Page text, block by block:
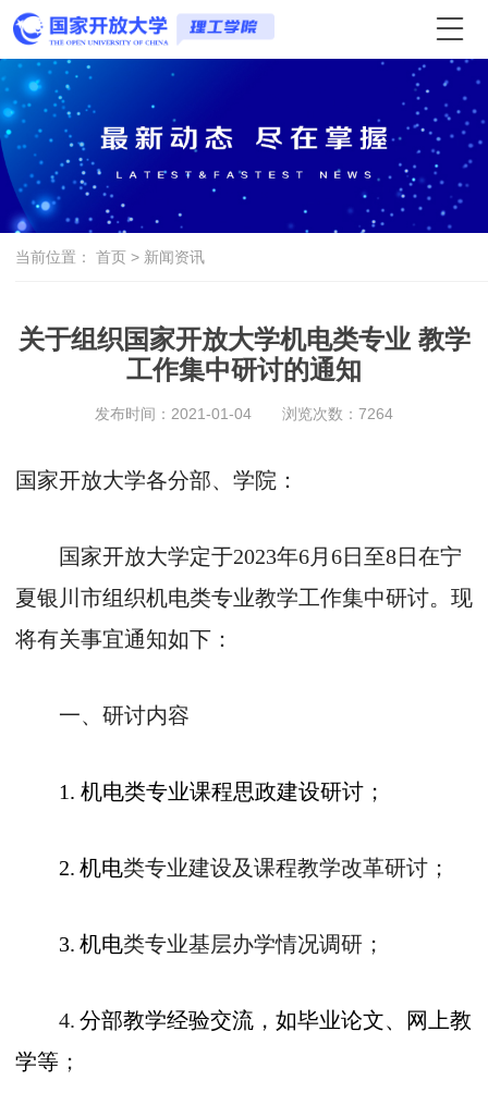
当前位置： 首页 > 新闻资讯
关于组织国家开放大学机电类专业 教学
工作集中研讨的通知
发布时间：2021-01-04 浏览次数： 7264
国家开放大学各分部、学院：
国家开放大学定于2023年6月 6日至8日在宁
夏银川市组织机电类专业教学工作集中研讨。现
将有关事宜通知如下：
一、研讨内容
1. 机电类专业课程思政建设研讨；
2. 机电类专业建设及课程教学改革研讨；
3. 机电类专业基层办学情况调研；
4. 分部教学经验交流，如毕业论文、网上教
学等 ；